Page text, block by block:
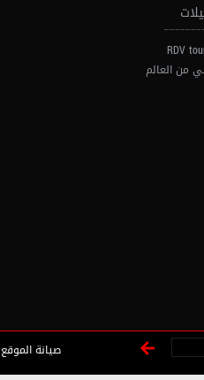
RDV
من العالم
صيانة الموقع WWW.TOUTECH.NET